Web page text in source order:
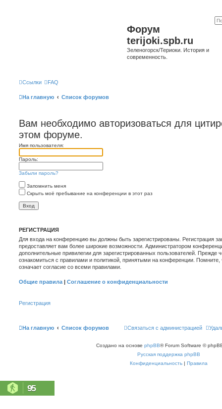
Форум
terijoki.spb.ru
Зеленогорск/Териоки. История и
современность.
Ссылки FAQ
На главную Список форумов
Вам необходимо авторизоваться для
этом форуме.
Имя пользователя:
Пароль:
Забыли пароль?
Запомнить меня
Скрыть моё пребывание на конференции в этот раз
РЕГИСТРАЦИЯ
Для входа на конференцию вы должны быть зарегистрированы. Регистрация
предоставляет вам более широкие возможности. Администратором
дополнительные привилегии для зарегистрированных пользователей. Прежде
ознакомиться с правилами и политикой, принятыми на конференции.
означает согласие со всеми правилами.
Общие правила | Соглашение о конфиденциальности
Регистрация
На главную Список форумов Связаться с администрацией
Создано на основе phpBB® Forum Software ©
Русская поддержка phpBB
Конфиденциальность | Правила
95